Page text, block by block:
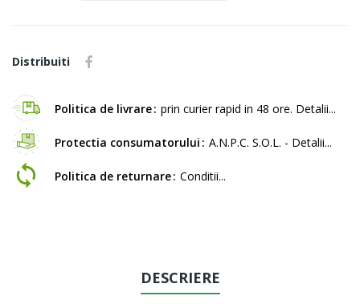
Distribuiti
Politica de livrare prin curier rapid in 48 ore. Detalii...
Protectia consumatorului A.N.P.C. S.O.L. - Detalii...
Politica de returnare Conditii...
DESCRIERE